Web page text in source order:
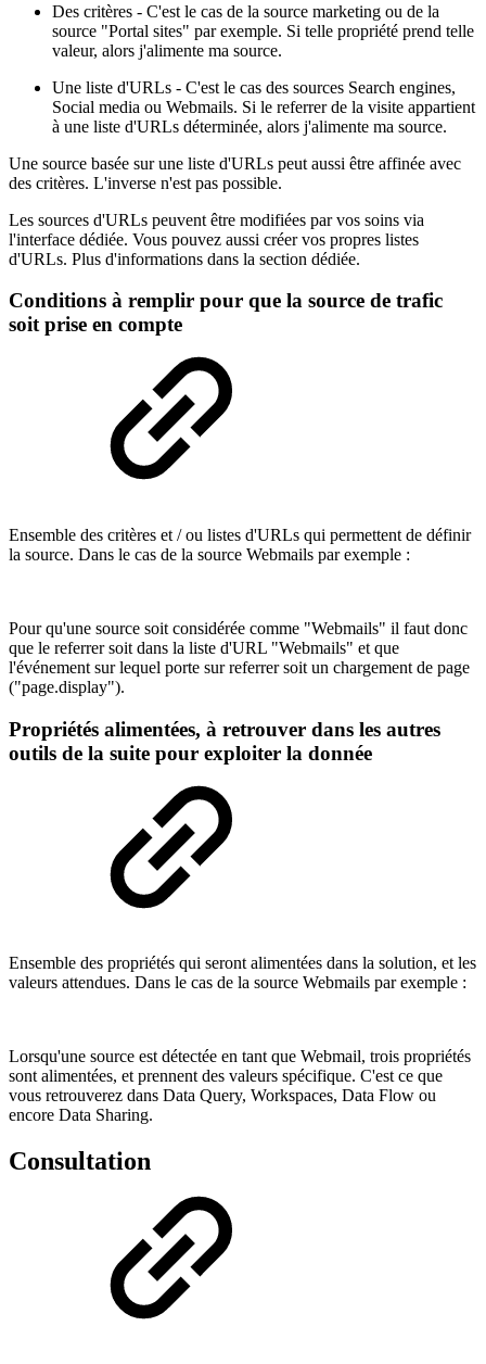
Des critères - C'est le cas de la source marketing ou de la
source "Portal sites" par exemple. Si telle propriété prend telle
valeur, alors j'alimente ma source.
Une liste d'URLs - C'est le cas des sources Search engines,
Social media ou Webmails. Si le referrer de la visite appartient
à une liste d'URLs déterminée, alors j'alimente ma source.
Une source basée sur une liste d'URLs peut aussi être affinée avec
des critères. L'inverse n'est pas possible.
Les sources d'URLs peuvent être modifiées par vos soins via
l'interface dédiée. Vous pouvez aussi créer vos propres listes
d'URLs. Plus d'informations dans la section dédiée.
Conditions à remplir pour que la source de trafic
soit prise en compte
Ensemble des critères et / ou listes d'URLs qui permettent de définir
la source. Dans le cas de la source Webmails par exemple :
Pour qu'une source soit considérée comme "Webmails" il faut donc
que le referrer soit dans la liste d'URL "Webmails" et que
l'événement sur lequel porte sur referrer soit un chargement de page
("page.display").
Propriétés alimentées, à retrouver dans les autres
outils de la suite pour exploiter la donnée
Ensemble des propriétés qui seront alimentées dans la solution, et les
valeurs attendues. Dans le cas de la source Webmails par exemple :
Lorsqu'une source est détectée en tant que Webmail, trois propriétés
sont alimentées, et prennent des valeurs spécifique. C'est ce que
vous retrouverez dans Data Query, Workspaces, Data Flow ou
encore Data Sharing.
Consultation